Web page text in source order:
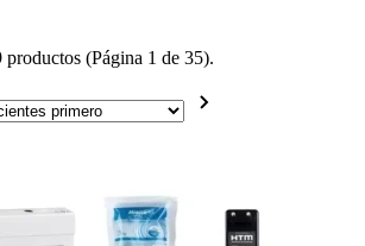
(Página 1 de 35).